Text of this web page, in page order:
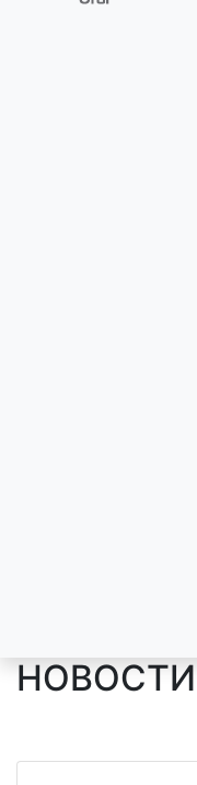
НОВОСТИ